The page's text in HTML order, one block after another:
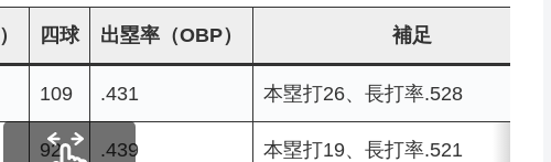
四球 出塁率（OBP） 補足
109 .431 本塁打26、長打率.528
92 .439 本塁打19、長打率.521